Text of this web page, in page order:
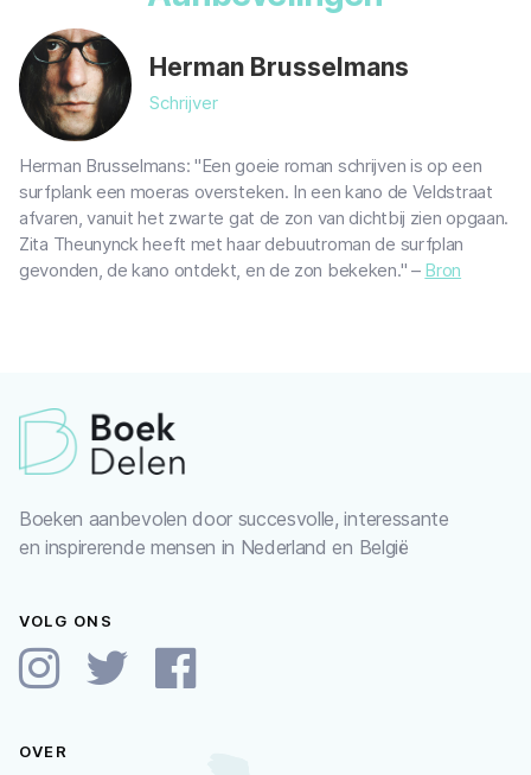
Herman Brusselmans
Schrijver
Herman Brusselmans: "Een goeie roman schrijven is op een
surfplank een moeras oversteken. In een kano de Veldstraat
afvaren, vanuit het zwarte gat de zon van dichtbij zien opgaan.
Zita Theunynck heeft met haar debuutroman de surfplan
gevonden, de kano ontdekt, en de zon bekeken." – Bron
Boeken aanbevolen door succesvolle, interessante
en inspirerende mensen in Nederland en België
VOLG ONS
OVER